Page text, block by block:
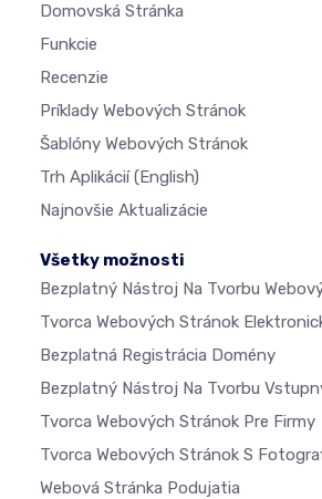
Domovská Stránka
Funkcie
Recenzie
Príklady Webových Stránok
Šablóny Webových Stránok
Trh Aplikácií(English)
Najnovšie Aktualizácie
Všetky možnosti
Bezplatný Nástroj Na Tvorbu
Tvorca Webových Stránok
Bezplatná Registrácia Domény
Bezplatný Nástroj Na Tvorbu
Tvorca Webových Stránok Pre Firmy
Tvorca Webových Stránok S
Webová Stránka Podujatia